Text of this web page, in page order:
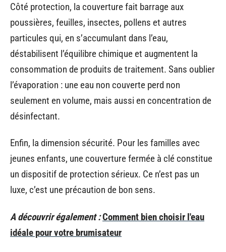
Côté protection, la couverture fait barrage aux
poussières, feuilles, insectes, pollens et autres
particules qui, en s’accumulant dans l’eau,
déstabilisent l’équilibre chimique et augmentent la
consommation de produits de traitement. Sans oublier
l’évaporation : une eau non couverte perd non
seulement en volume, mais aussi en concentration de
désinfectant.
Enfin, la dimension sécurité. Pour les familles avec
jeunes enfants, une couverture fermée à clé constitue
un dispositif de protection sérieux. Ce n’est pas un
luxe, c’est une précaution de bon sens.
A découvrir également :Comment bien choisir l'eau
idéale pour votre brumisateur